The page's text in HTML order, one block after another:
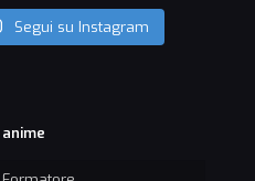
Segui su Instagram
anime